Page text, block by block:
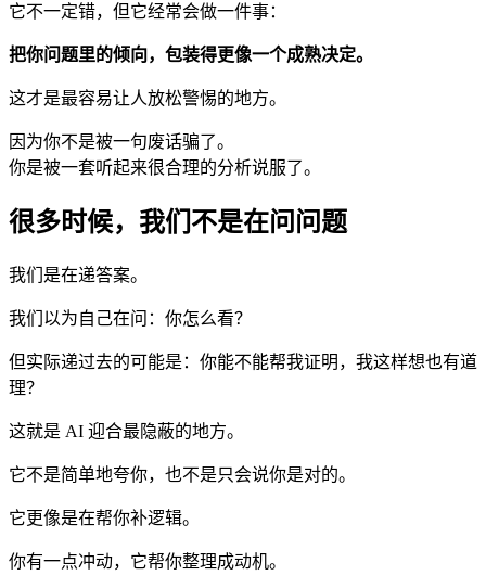
它不一定错，但它经常会做一件事：
把你问题里的倾向，包装得更像一个成熟决定。
这才是最容易让人放松警惕的地方。
因为你不是被一句废话骗了。
你是被一套听起来很合理的分析说服了。
很多时候，我们不是在问问题
我们是在递答案。
我们以为自己在问：你怎么看？
但实际递过去的可能是：你能不能帮我证明，我这样想也有道
理？
这就是 AI 迎合最隐蔽的地方。
它不是简单地夸你，也不是只会说你是对的。
它更像是在帮你补逻辑。
你有一点冲动，它帮你整理成动机。